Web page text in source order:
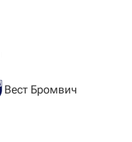
Вест Бромвич